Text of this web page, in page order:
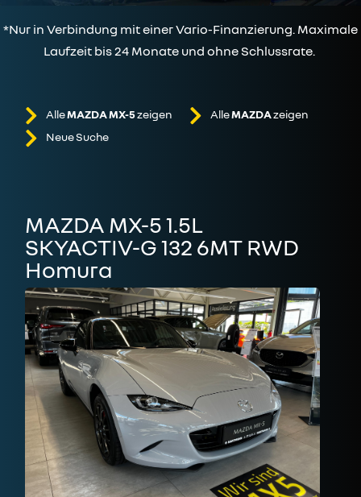
*Nur in Verbindung mit einer Vario-Finanzierung. Maximale
Laufzeit bis 24 Monate und ohne Schlussrate.
AlleMAZDA MX-5zeigen AlleMAZDAzeigen
Neue Suche
MAZDA MX-5 1.5L
SKYACTIV-G 132 6MT RWD
Homura